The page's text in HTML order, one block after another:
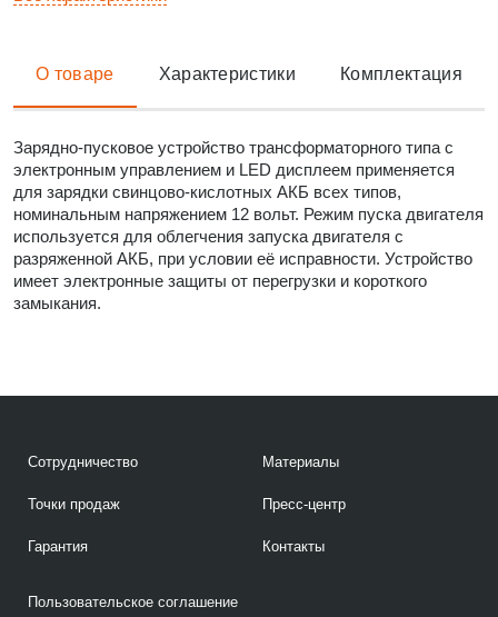
О товаре Характеристики Комплектация
Зарядно-пусковое устройство трансформаторного типа с
электронным управлением и LED дисплеем применяется
для зарядки свинцово-кислотных АКБ всех типов,
номинальным напряжением 12 вольт. Режим пуска двигателя
используется для облегчения запуска двигателя с
разряженной АКБ, при условии её исправности. Устройство
имеет электронные защиты от перегрузки и короткого
замыкания.
Сотрудничество
Точки продаж
Гарантия
Материалы
Пресс-центр
Контакты
Пользовательское соглашение